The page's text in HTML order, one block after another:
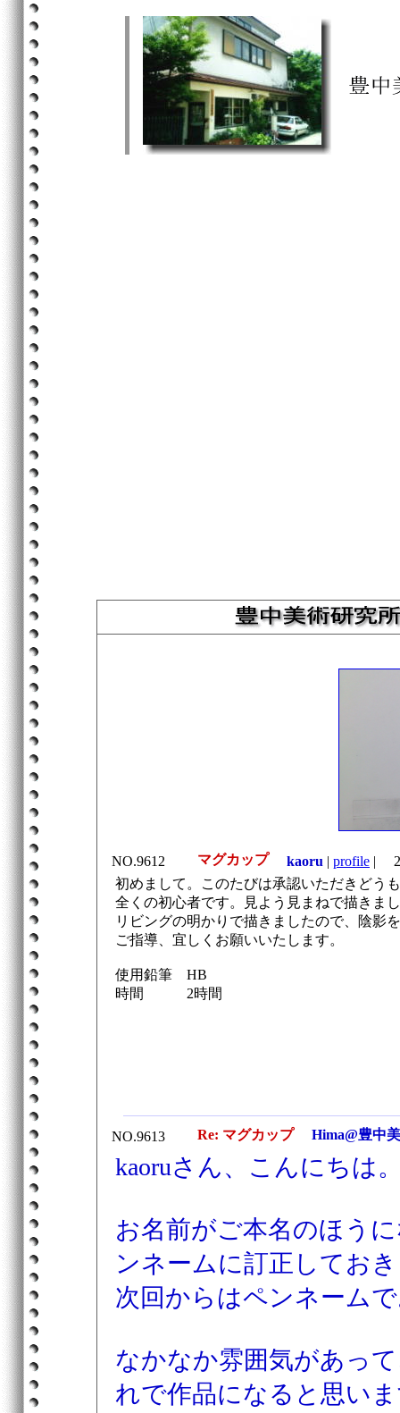
NO.9612 マグカップ kaoru | profile |
初めまして。このたびは承認いただきどう
全くの初心者です。見よう見まねで描きま
リビングの明かりで描きましたので、陰影
ご指導、宜しくお願いいたします。
使用鉛筆 HB
時間 2時間
NO.9613 Re: マグカップ Hima@豊中
kaoruさん、こんにちは
お名前がご本名のほう
ンネームに訂正してお
次回からはペンネーム
なかなか雰囲気があっ
れで作品になると思い